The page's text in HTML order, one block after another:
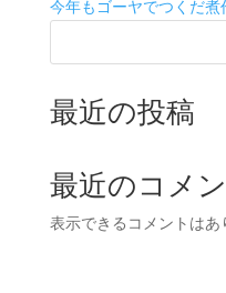
今年もゴーヤでつくだ煮
最近の投稿
最近のコメ
表示できるコメントはあ